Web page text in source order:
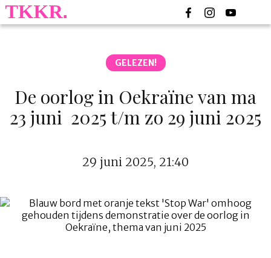
GELEZEN!
De oorlog in Oekraïne van ma
23 juni 2025 t/m zo 29 juni 2025
29 juni 2025, 21:40